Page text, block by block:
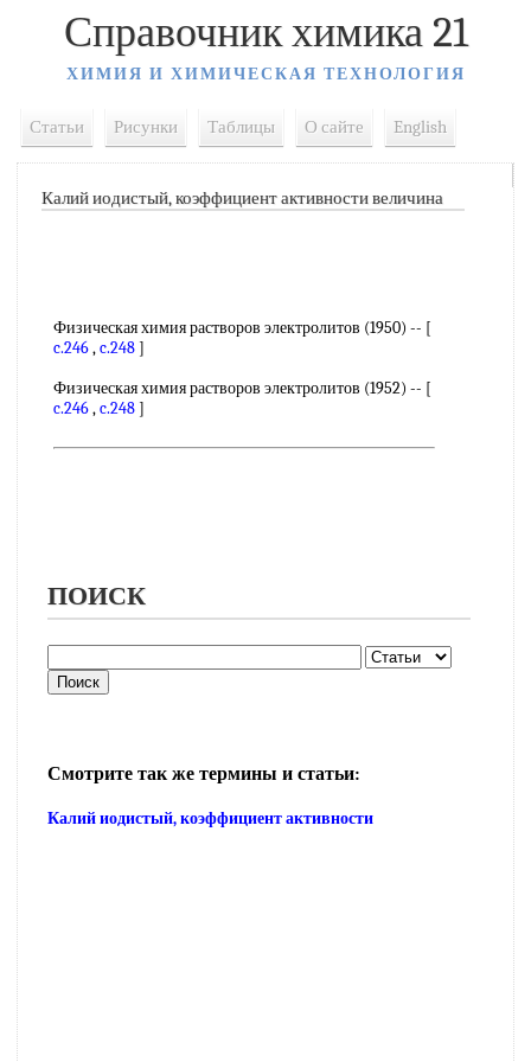
Справочник химика 21
ХИМИЯ И ХИМИЧЕСКАЯ ТЕХНОЛОГИЯ
Статьи Рисунки Таблицы О сайте English
Калий иодистый, коэффициент активности величина
Физическая химия растворов электролитов (1950) -- [
c.246,c.248]
Физическая химия растворов электролитов (1952) -- [
c.246,c.248]
ПОИСК
Смотрите так же термины и статьи:
Калий иодистый, коэффициент активности